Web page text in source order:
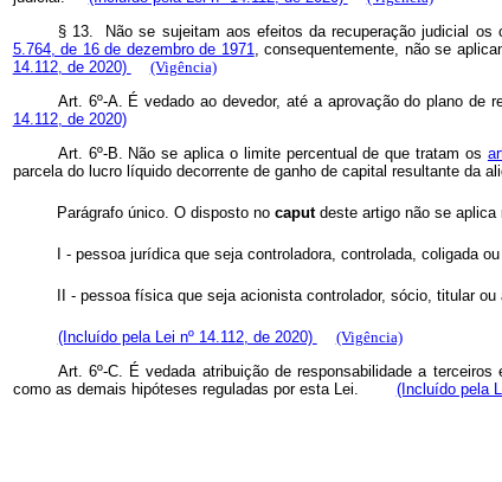
§ 13. Não se sujeitam aos efeitos da recuperação judicial os
5.764, de 16 de dezembro de 1971, consequentemente, não se
14.112, de 2020)
(Vigência)
Art. 6º-A. É vedado ao devedor, até a aprovação do plano
14.112, de 2020)
Art. 6º-B. Não se aplica o limite percentual de que tratam os
parcela do lucro líquido decorrente de ganho de capital resultante da
Parágrafo único. O disposto nocaputdeste artigo não se aplica
I - pessoa jurídica que seja controladora, controlada, coligada
II - pessoa física que seja acionista controlador, sócio, titular
(Incluído pela Lei nº 14.112, de 2020)
(Vigência)
Art. 6º-C. É vedada atribuição de responsabilidade a
como as demais hipóteses reguladas por esta Lei. (Incluído pela